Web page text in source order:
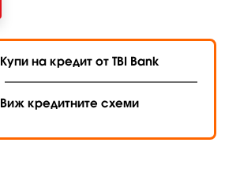
Купи на кредит от TBI Bank
Виж кредитните схеми